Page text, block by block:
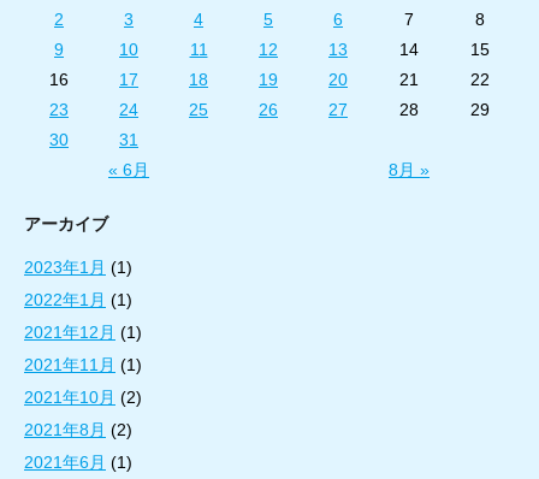
« 6月 8月 »
2
3 4 5 6 7
8
9
10 11 12 13 14
15
16
17 18 19 20 21
22
23
24 25 26 27 28
29
30
31
アーカイブ
2023年1月 (1)
2022年1月 (1)
2021年12月 (1)
2021年11月 (1)
2021年10月 (2)
2021年8月 (2)
2021年6月 (1)